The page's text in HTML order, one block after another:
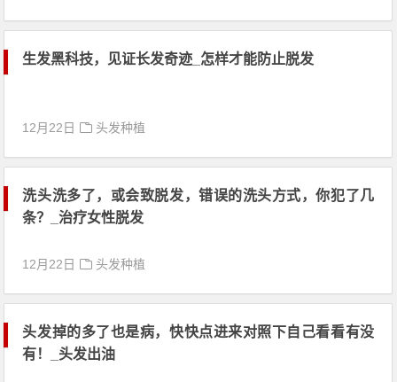
生发黑科技，见证长发奇迹_怎样才能防止脱发
12月22日 头发种植
洗头洗多了，或会致脱发，错误的洗头方式，你犯了几
条？_治疗女性脱发
12月22日 头发种植
头发掉的多了也是病，快快点进来对照下自己看看有没
有！_头发出油